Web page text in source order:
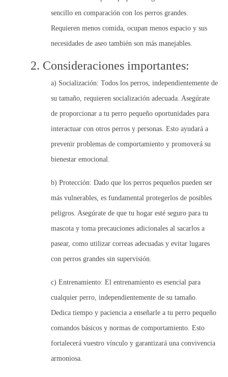
sencillo en comparación con los perros grandes.
Requieren menos comida, ocupan menos espacio y sus
necesidades de aseo también son más manejables.
2. Consideraciones importantes:
a) Socialización: Todos los perros, independientemente de
su tamaño, requieren socialización adecuada. Asegúrate
de proporcionar a tu perro pequeño oportunidades para
interactuar con otros perros y personas. Esto ayudará a
prevenir problemas de comportamiento y promoverá su
bienestar emocional.
b) Protección: Dado que los perros pequeños pueden ser
más vulnerables, es fundamental protegerlos de posibles
peligros. Asegúrate de que tu hogar esté seguro para tu
mascota y toma precauciones adicionales al sacarlos a
pasear, como utilizar correas adecuadas y evitar lugares
con perros grandes sin supervisión.
c) Entrenamiento: El entrenamiento es esencial para
cualquier perro, independientemente de su tamaño.
Dedica tiempo y paciencia a enseñarle a tu perro pequeño
comandos básicos y normas de comportamiento. Esto
fortalecerá vuestro vínculo y garantizará una convivencia
armoniosa.